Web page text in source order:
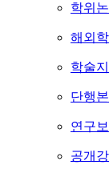
학위
해외
학술지
단행본
연구
공개